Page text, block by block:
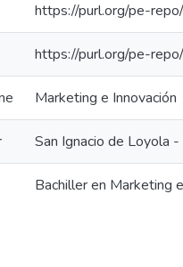
https://purl.org/pe-
https://purl.org/pe-
Marketing e Innovación
San Ignacio de Loyola
Bachiller en Marketing